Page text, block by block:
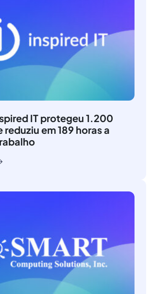
IT protegeu 1.200
reduziu em 189 horas a